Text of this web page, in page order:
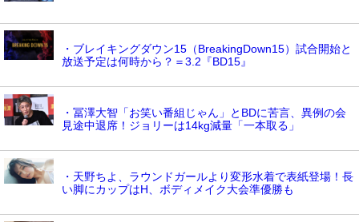
・ブレイキングダウン15（BreakingDown15）試合開始と
放送予定は何時から？＝3.2『BD15』
・冨澤大智「お笑い番組じゃん」とBDに苦言、異例の会
見途中退席！ジョリーは14kg減量「一本取る」
・天野ちよ、ラウンドガールより変形水着で表紙登場！長
い脚にカップはH、ボディメイク大会準優勝も